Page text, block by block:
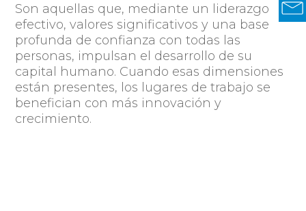
Son aquellas que, mediante un liderazgo
efectivo, valores significativos y una base
profunda de confianza con todas las
personas, impulsan el desarrollo de su
capital humano. Cuando esas dimensiones
están presentes, los lugares de trabajo se
benefician con más innovación y
crecimiento.